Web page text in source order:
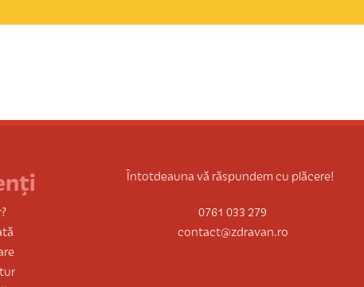
Întotdeauna vă răspundem cu plăcere!
0761 033 279
contact@zdravan.ro